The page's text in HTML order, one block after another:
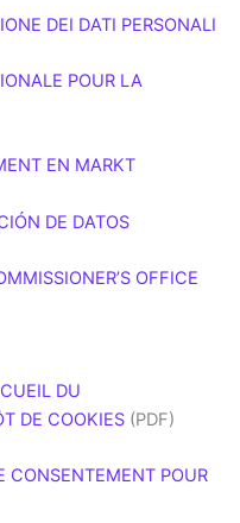
DEI DATI PERSONALI
POUR LA
EN MARKT
DE DATOS
OFFICE
DU
DE COOKIES (PDF)
CONSENTEMENT POUR